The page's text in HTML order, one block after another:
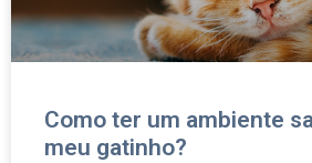
Como ter um ambiente
meu gatinho?